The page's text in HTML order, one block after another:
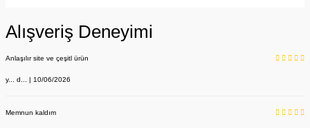
Alışveriş Deneyimi
Anlaşılır site ve çeşitl ürün
y... d... | 10/06/2026
Memnun kaldım